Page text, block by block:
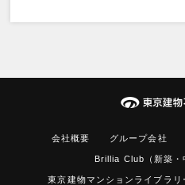
会社概要 グループ会社
Brillia Club（新築・
東京建物マンションライブラリ